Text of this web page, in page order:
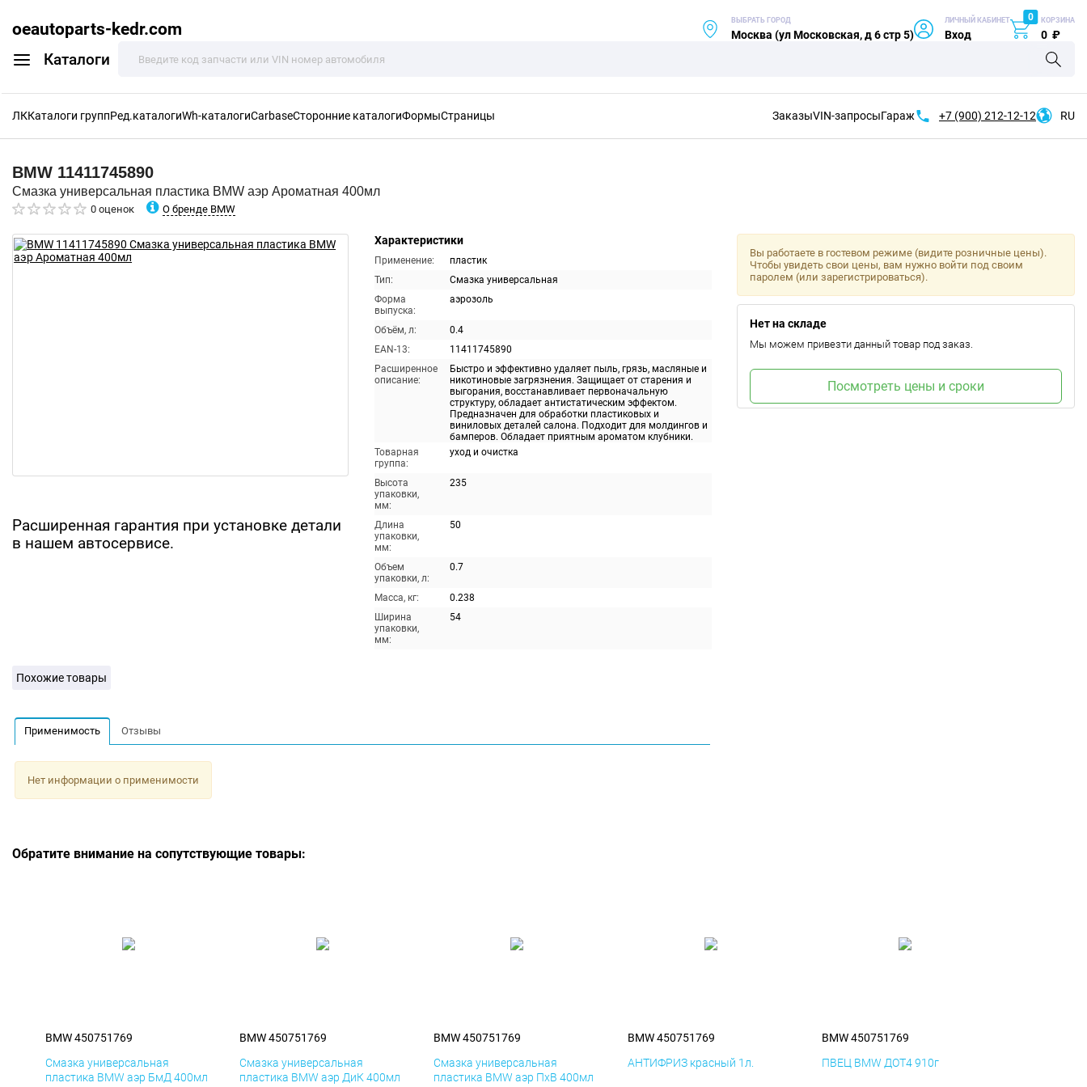
oeautoparts-kedr.com
Каталоги
ВЫБРАТЬ ГОРОД
Москва (ул Московская, д 6 стр 5)
ЛИЧНЫЙ КАБИНЕТ
Вход
0 КОРЗИНА
0 ₽
ЛККаталоги группРед.каталогиWh-каталогиCarbaseСторонние каталогиФормыСтраницы ЗаказыVIN-запросыГараж +7 (900) 212-12-12 RU
BMW 11411745890
Смазка универсальная пластика BMW аэр Ароматная 400мл
0 оценок О бренде BMW
Расширенная гарантия при установке детали
в нашем автосервисе.
Характеристики
Применение:
пластик
Тип:
Смазка универсальная
Форма
выпуска:
аэрозоль
Объём, л:
0.4
EAN-13:
11411745890
Расширенное
описание:
Быстро и эффективно удаляет пыль, грязь, масляные и
никотиновые загрязнения. Защищает от старения и
выгорания, восстанавливает первоначальную
структуру, обладает антистатическим эффектом.
Предназначен для обработки пластиковых и
виниловых деталей салона. Подходит для молдингов и
бамперов. Обладает приятным ароматом клубники.
Товарная
группа:
уход и очистка
Высота
упаковки,
мм:
235
Длина
упаковки,
мм:
50
Объем
упаковки, л:
0.7
Масса, кг:
0.238
Ширина
упаковки,
мм:
54
Вы работаете в гостевом режиме (видите розничные цены).
Чтобы увидеть свои цены, вам нужно войти под своим
паролем (или зарегистрироваться).
Нет на складе
Мы можем привезти данный товар под заказ.
Посмотреть цены и сроки
Похожие товары
Применимость Отзывы
Нет информации о применимости
Обратите внимание на сопутствующие товары:
BMW 450751769
Смазка универсальная
пластика BMW аэр БмД 400мл
BMW 450751769
Смазка универсальная
пластика BMW аэр ДиК 400мл
BMW 450751769
Смазка универсальная
пластика BMW аэр ПхВ 400мл
BMW 450751769
АНТИФРИЗ красный 1л.
BMW 450751769
ПВЕЦ BMW ДОТ4 910г